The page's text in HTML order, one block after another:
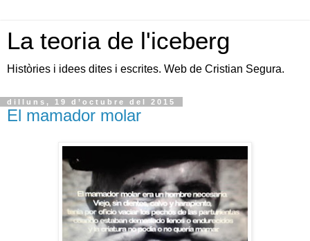
La teoria de l'iceberg
Històries i idees dites i escrites. Web de Cristian Segura.
dilluns, 19 d’octubre del 2015
El mamador molar